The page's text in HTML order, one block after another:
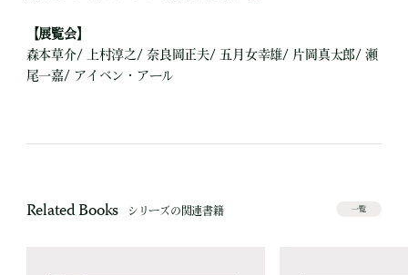
【展覧会】
森本草介/ 上村淳之/ 奈良岡正夫/ 五月女幸雄/ 片岡真太郎/ 瀬
尾一嘉/ アイベン・アール
Related Books シリーズの関連書籍 一覧